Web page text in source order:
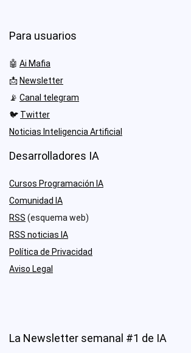
Para usuarios
🤖 Ai Mafia
📩 Newsletter
📡 Canal telegram
🐦 Twitter
Noticias Inteligencia Artificial
Desarrolladores IA
Cursos Programación IA
Comunidad IA
RSS (esquema web)
RSS noticias IA
Política de Privacidad
Aviso Legal
La Newsletter semanal #1 de IA